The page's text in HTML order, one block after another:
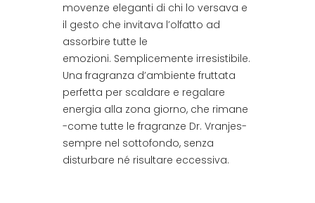
movenze eleganti di chi lo versava e
il gesto che invitava l’olfatto ad
assorbire tutte le
emozioni. Semplicemente irresistibile.
Una fragranza d’ambiente fruttata
perfetta per scaldare e regalare
energia alla zona giorno, che rimane
-come tutte le fragranze Dr. Vranjes-
sempre nel sottofondo, senza
disturbare né risultare eccessiva.